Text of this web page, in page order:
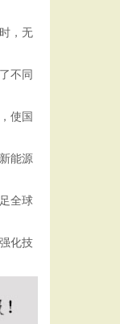
，无
不同
使国
能源
全球
化技